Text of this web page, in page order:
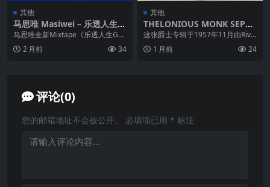
其他
马思唯 Masiwei – 乐透人生G
T 即刻入戏
马思唯全新Mixtape《乐透人生G
T：即刻入戏》于2025年10月15日
上线，...
2 月前 34
其他
THELONIOUS MONK SEPTE
T – MONK S MUSIC – (2022)
(HDTT) (DSD64)
这张爵士专辑于1957年11月由Rive
rside Records发行，是塞隆尼...
1 月前 24
评论(0)
您的邮箱地址不会被公开。 必填项已用 * 标注